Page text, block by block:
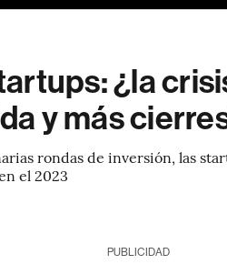
¿la
y más
rondas de inversión, las
el 2023
PUBLICIDAD